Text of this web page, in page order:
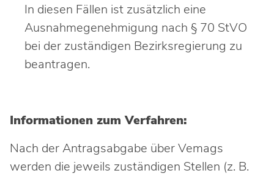
In diesen Fällen ist zusätzlich eine
Ausnahmegenehmigung nach § 70 StVO
bei der zuständigen Bezirksregierung zu
beantragen.
Informationen zum Verfahren:
Nach der Antragsabgabe über Vemags
werden die jeweils zuständigen Stellen (z. B.